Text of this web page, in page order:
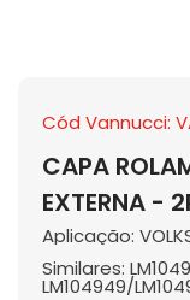
Cód Vannucci:
CAPA
EXTERNA -
Aplicação:
Similares:
LM104949/